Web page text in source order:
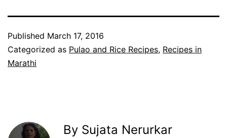
Published March 17, 2016
Categorized as Pulao and Rice Recipes, Recipes in
Marathi
By Sujata Nerurkar